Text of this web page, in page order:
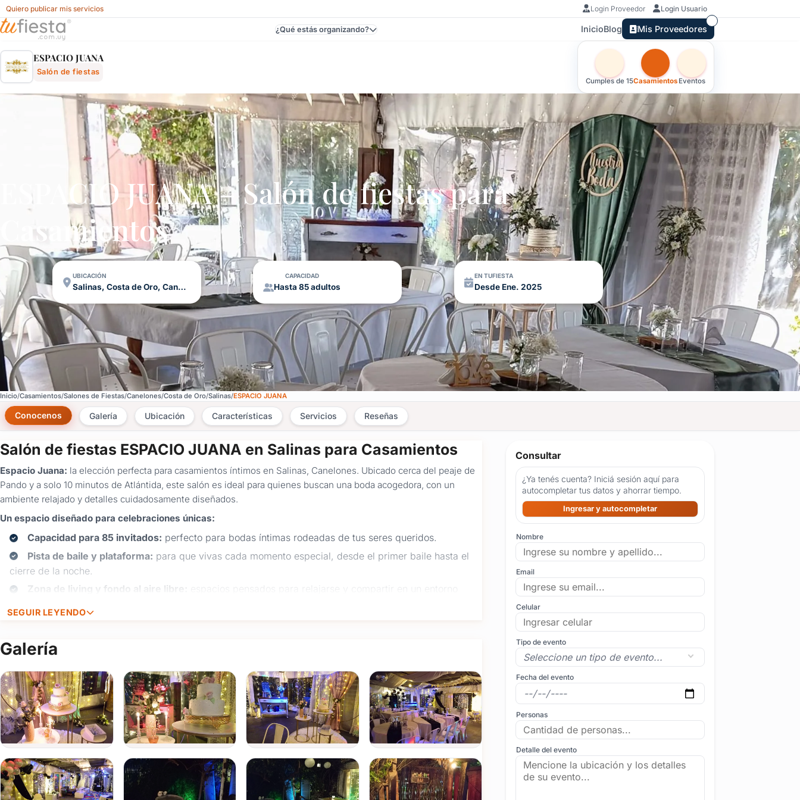
Quiero publicar mis servicios Login Proveedor Login Usuario
¿Qué estás organizando? InicioBlog Mis Proveedores
ESPACIO JUANA
Salón de fiestas
Otras versiones de esta ficha por tipo de festejo
Cumples de 15Casamientos Eventos
ESPACIO JUANA – Salón de fiestas para
Casamientos
UBICACIÓN
Salinas, Costa de Oro, Canelones
CAPACIDAD
Hasta 85 adultos
EN TUFIESTA
Desde Ene. 2025
Inicio Casamientos Salones de Fiestas Canelones Costa de Oro Salinas ESPACIO JUANA
Conocenos Galería Ubicación Características Servicios Reseñas
Salón de fiestas ESPACIO JUANA en Salinas para Casamientos
Espacio Juana: la elección perfecta para casamientos íntimos en Salinas, Canelones. Ubicado cerca del peaje de
Pando y a solo 10 minutos de Atlántida, este salón es ideal para quienes buscan una boda acogedora, con un
ambiente relajado y detalles cuidadosamente diseñados.
Un espacio diseñado para celebraciones únicas:
Capacidad para 85 invitados: perfecto para bodas íntimas rodeadas de tus seres queridos.
Pista de baile y plataforma: para que vivas cada momento especial, desde el primer baile hasta el
cierre de la noche.
Zona de living y fondo al aire libre:
Decoración personalizada:ambientamos tu casamiento de acuerdo a tus gustos, desde opciones
románticas hasta estilos más modernos.
Catering y gastronomía:propuestas gastronómicas adaptadas a tus necesidades, con opciones
tanto para el menú principal como para el postre.
Discoteca y cabina de fotos:música, luces y recuerdos inolvidables capturados en imágenes únicas.
Fotografía y filmación:
registramos cada detalle de tu gran día para que tengas recuerdos para toda
la vida.
SEGUIR LEYENDO
Galería
Consultar
¿Ya tenés cuenta? Iniciá sesión aquí para
autocompletar tus datos y ahorrar tiempo.
Ingresar y autocompletar
Nombre
Email
Celular
Tipo de evento
Fecha del evento
Personas
Detalle del evento